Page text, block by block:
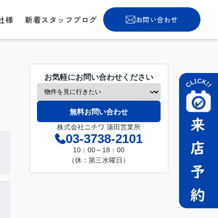
様 新着スタッフブログ お問い合わせ
お気軽にお問い合わせください
無料お問い合わせ
株式会社ニチワ 蒲田営業所
03-3738-2101
10：00～18：00
（休：第三水曜日）